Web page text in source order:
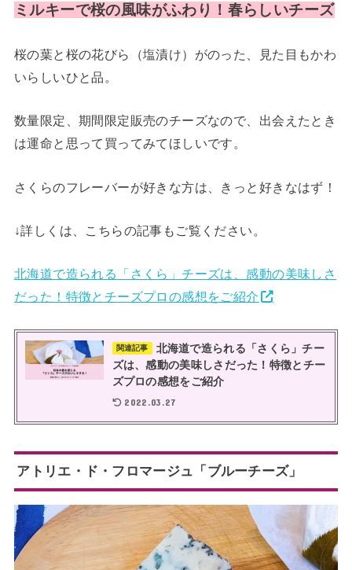
ミルキーで桜の風味がふわり！春らしいチーズ
桜の葉と桜の花びら（塩漬け）がのった、見た目もかわ
いらしいひと品。
数量限定、期間限定販売のチーズなので、出会えたとき
は運命と思って買ってみてほしいです。
さくらのフレーバーが好きな方は、きっと好きなはず！
↓詳しくは、こちらの記事もご覧ください。
北海道で造られる「さくら」チーズは、感動の美味しさ
だった！特徴とチーズプロの感想をご紹介
関連記事
北海道で造られる「さくら」チー
ズは、感動の美味しさだった！特徴とチー
ズプロの感想をご紹介
2022.03.27
アトリエ・ド・フロマージュ「ブルーチーズ」